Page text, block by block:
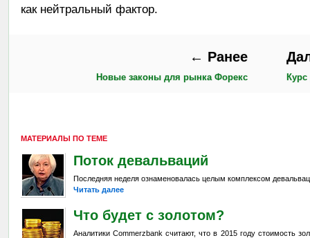
как нейтральный фактор.
← Ранее
Новые законы для рынка Форекс
МАТЕРИАЛЫ ПО ТЕМЕ
Поток девальваций
Последняя неделя ознаменовалась целым комплексом
Читать далее
Что будет с золотом?
Аналитики Commerzbank считают, что в 2015 году стоимость